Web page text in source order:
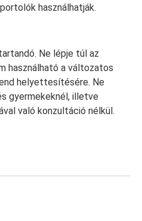
használhatják.
Ne lépje túl az
használható a változatos
helyettesítésére. Ne
gyermekeknél, illetve
való konzultáció nélkül.